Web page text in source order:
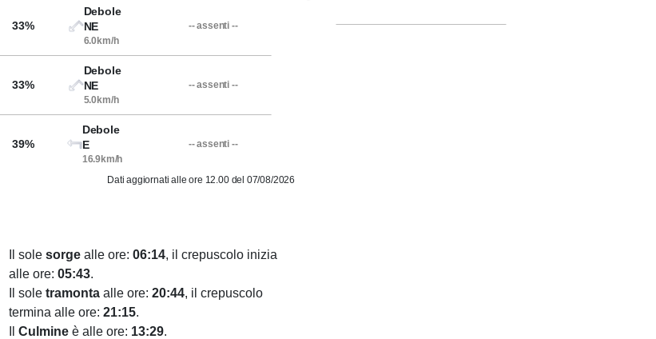
33%
Debole
NE
6.0km/h
-- assenti --
33%
Debole
NE
5.0km/h
-- assenti --
39%
Debole
E
16.9km/h
-- assenti --
Dati aggiornati alle ore 12.00 del 07/08/2026
Il sole sorge alle ore: 06:14, il crepuscolo inizia
alle ore: 05:43.
Il sole tramonta alle ore: 20:44, il crepuscolo
termina alle ore: 21:15.
Culmine è alle ore: 13:29.